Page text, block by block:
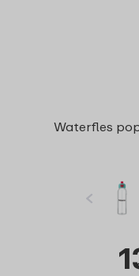
Waterfles